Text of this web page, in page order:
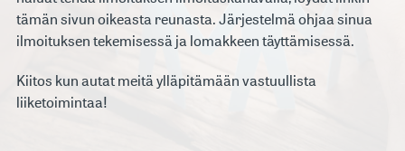
tämän sivun oikeasta reunasta. Järjestelmä ohjaa sinua
ilmoituksen tekemisessä ja lomakkeen täyttämisessä.
Kiitos kun autat meitä ylläpitämään vastuullista
liiketoimintaa!